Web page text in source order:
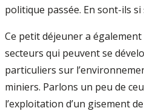
politique passée. En sont-ils si
Ce petit déjeuner a également
secteurs qui peuvent se
particuliers sur
miniers. Parlons un peu de
l’exploitation d’un gisement